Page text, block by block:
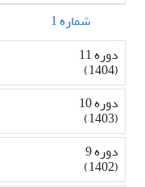
شماره 1
دوره 11
(1404)
دوره 10
(1403)
دوره 9
(1402)